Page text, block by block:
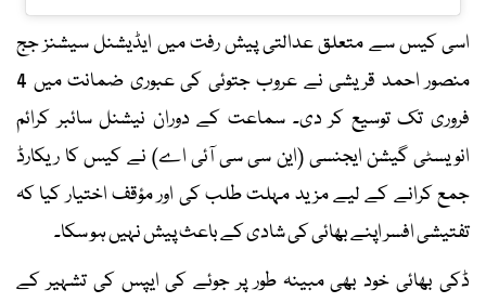
اسی کیس سے متعلق عدالتی پیش رفت میں ایڈیشنل سیشنز جج
منصور احمد قریشی نے عروب جتوئی کی عبوری ضمانت میں 4
فروری تک توسیع کر دی۔ سماعت کے دوران نیشنل سائبر کرائم
انویسٹی گیشن ایجنسی (این سی سی آئی اے) نے کیس کا ریکارڈ
جمع کرانے کے لیے مزید مہلت طلب کی اور مؤقف اختیار کیا کہ
تفتیشی افسر اپنے بھائی کی شادی کے باعث پیش نہیں ہو سکا۔
ڈکی بھائی خود بھی مبینہ طور پر جوئے کی ایپس کی تشہیر کے